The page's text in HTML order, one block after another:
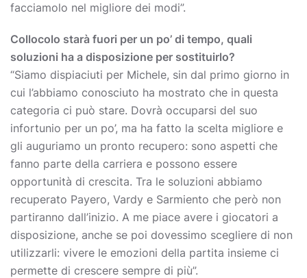
facciamolo nel migliore dei modi”.
Collocolo starà fuori per un po’ di tempo, quali
soluzioni ha a disposizione per sostituirlo?
“Siamo dispiaciuti per Michele, sin dal primo giorno in
cui l’abbiamo conosciuto ha mostrato che in questa
categoria ci può stare. Dovrà occuparsi del suo
infortunio per un po’, ma ha fatto la scelta migliore e
gli auguriamo un pronto recupero: sono aspetti che
fanno parte della carriera e possono essere
opportunità di crescita. Tra le soluzioni abbiamo
recuperato Payero, Vardy e Sarmiento che però non
partiranno dall’inizio. A me piace avere i giocatori a
disposizione, anche se poi dovessimo scegliere di non
utilizzarli: vivere le emozioni della partita insieme ci
permette di crescere sempre di più”.